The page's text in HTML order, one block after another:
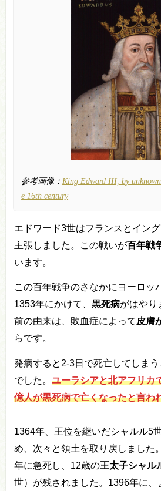
参考画像： King Edward III, by
e 16th century
エドワード3世はフランスとイン
主張しました。この戦いが百年戦
います。
この百年戦争のさなかにヨーロッ
1353年にかけて、黒死病がはやり
前の由来は、敗血症によって 皮膚
らです。
発病すると2-3日で死亡してしま
でした。ユーラシアと北アフリカ
億人が黒死病で亡くなったと言わ
1364年、王位を継いだシャルル5
め、次々と領土を取り戻しました
年に急死し、12歳の王太子シャル
世）が残されました。1396年に、